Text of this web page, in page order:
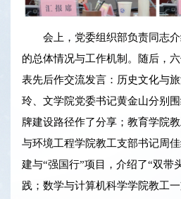
会上，党委组织部负责同志
的总体情况与工作机制。随后，
表先后作交流发言：历史文化与
玲、文学院党委书记黄金山分别
牌建设路径作了分享；教育学院
与环境工程学院教工支部书记周
建与“强国行”项目，介绍了“双带
践；数学与计算机科学学院教工